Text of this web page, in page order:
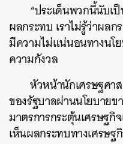
“ประเด็นพวกนี้นับเ
ผลกระทบ เราไม่รู้ว่าผลก
มีความไม่แน่นอนทางนโ
ความกังวล
หัวหน้านักเศรษฐศา
ของรัฐบาลผ่านนโยบาย
มาตรการกระตุ้นเศรษฐกิ
เห็นผลกระทบทางเศรษ
SHARE